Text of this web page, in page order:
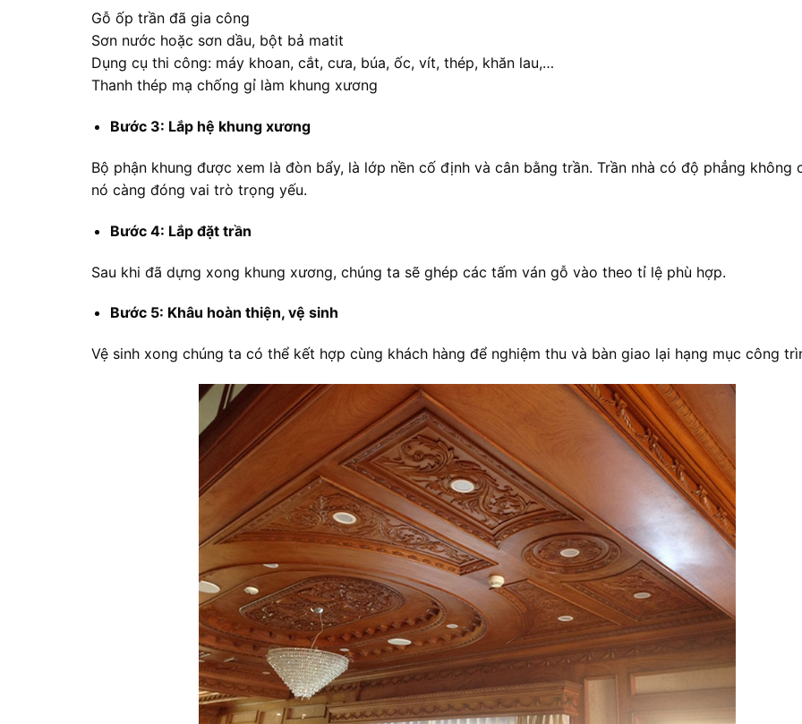
Gỗ ốp trần đã gia công
Sơn nước hoặc sơn dầu, bột bả matit
Dụng cụ thi công: máy khoan, cắt, cưa, búa, ốc, vít, thép, khăn lau,…
Thanh thép mạ chống gỉ làm khung xương
Bước 3: Lắp hệ khung xương
Bộ phận khung được xem là đòn bẩy, là lớp nền cố định và cân bằng trần. Trần nhà có độ phẳng không
nó càng đóng vai trò trọng yếu.
Bước 4: Lắp đặt trần
Sau khi đã dựng xong khung xương, chúng ta sẽ ghép các tấm ván gỗ vào theo tỉ lệ phù hợp.
Bước 5: Khâu hoàn thiện, vệ sinh
Vệ sinh xong chúng ta có thể kết hợp cùng khách hàng để nghiệm thu và bàn giao lại hạng mục công